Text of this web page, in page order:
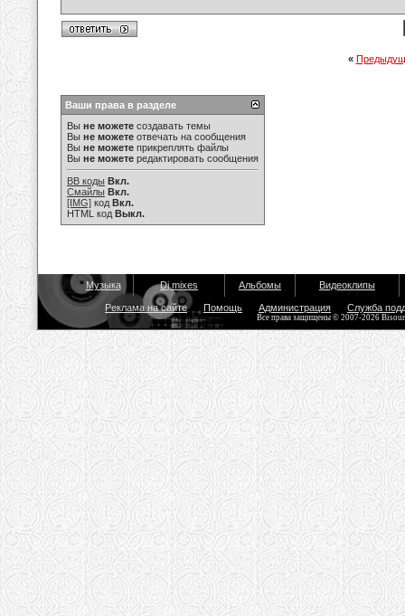
«
Ваши права в разделе
Вы не можете создавать темы
Вы не можете отвечать на сообщения
Вы не можете прикреплять файлы
Вы не можете редактировать сообщения
BB коды Вкл.
Смайлы Вкл.
[IMG] код Вкл.
HTML код Выкл.
Музыка Dj mixes Альбомы Видеоклипы
Реклама на сайте Помощь Администрация Служба
Все права защищены © 2007-2026